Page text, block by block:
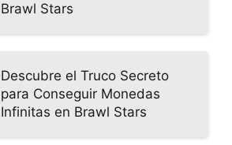
Brawl Stars
Descubre el Truco Secreto
para Conseguir Monedas
Infinitas en Brawl Stars